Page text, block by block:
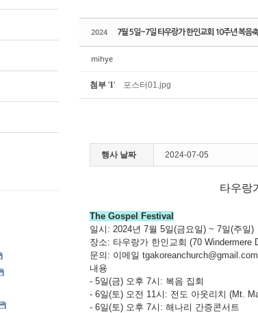
2024 7월 5일~7일 타우랑가 한인교회 10주년 복음축
mihye
첨부 '1' 포스터01.jpg
행사 날짜 2024-07-05
타우랑
The Gospel Festival
일시: 2024년 7월 5일(금요일) ~ 7일(주일)
장소: 타우랑가 한인교회 (70 Windermere
문의: 이메일 tgakoreanchurch@gmail.com
내용
- 5일(금) 오후 7시: 복음 집회
- 6일(토) 오전 11시: 전도 아웃리치 (Mt.
- 6일(토) 오후 7시: 해나리 간증콘서트